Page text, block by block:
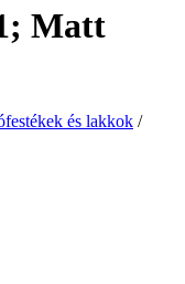
Matt
és lakkok /